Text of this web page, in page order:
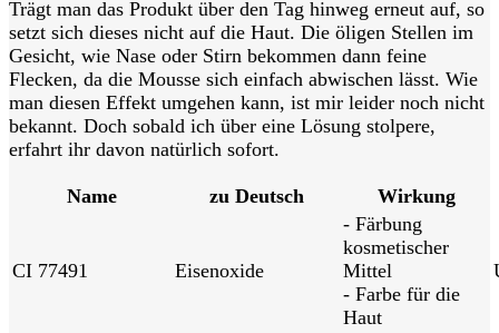
Trägt man das Produkt über den Tag hinweg erneut auf, so
setzt sich dieses nicht auf die Haut. Die öligen Stellen im
Gesicht, wie Nase oder Stirn bekommen dann feine
Flecken, da die Mousse sich einfach abwischen lässt. Wie
man diesen Effekt umgehen kann, ist mir leider noch nicht
bekannt. Doch sobald ich über eine Lösung stolpere,
erfahrt ihr davon natürlich sofort.
Name zu Deutsch Wirkung
CI 77491 Eisenoxide
- Färbung
kosmetischer
Mittel
- Farbe für die
Haut